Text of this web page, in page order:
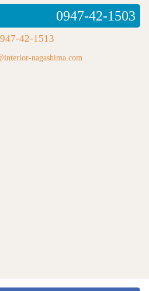
0947-42-1503
42-1513
nagashima.com